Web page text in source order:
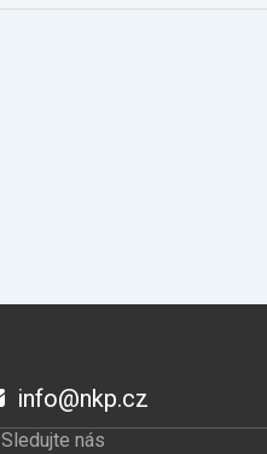
info@nkp.cz
Sledujte nás